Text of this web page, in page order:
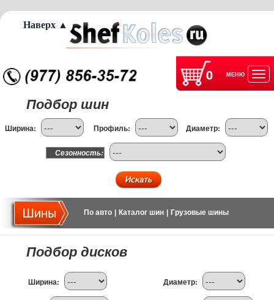
0 МЕНЮ
Подбор шин
Ширина: Профиль: Диаметр:
Сезонность:
По авто Каталог шин Грузовые шины
Подбор дисков
Ширина: Диаметр:
Наверх ▲